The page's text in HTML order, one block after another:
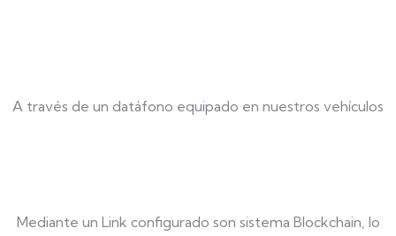
A través de un datáfono equipado en nuestros vehículos
Mediante un Link configurado son sistema Blockchain, lo